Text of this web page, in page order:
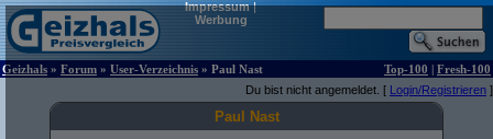
Impressum|
Werbung
Geizhals » Forum » User-Verzeichnis » Paul Nast Top-100 | Fresh-100
Du bist nicht angemeldet. [ Login/Registrieren ]
Paul Nast